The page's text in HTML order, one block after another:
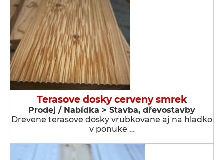
Terasove dosky cerveny smrek
Prodej / Nabídka > Stavba, dřevostavby
Drevene terasove dosky vrubkovane aj na hladko
v ponuke …